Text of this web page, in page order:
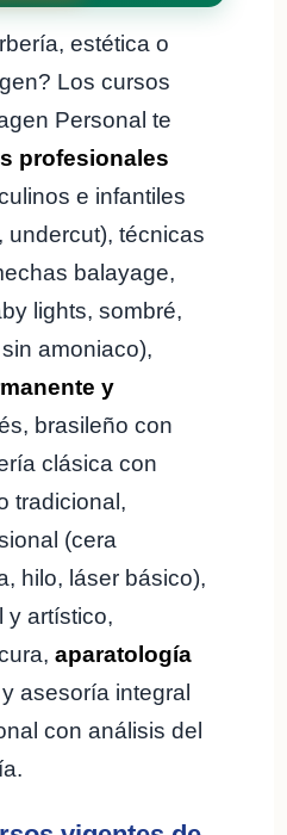
estética o
Los cursos
Personal te
profesionales
e infantiles
undercut), técnicas
balayage,
lights, sombré,
amoniaco),
y
brasileño con
clásica con
tradicional,
(cera
hilo, láser básico),
y artístico,
aparatología
asesoría integral
con análisis del